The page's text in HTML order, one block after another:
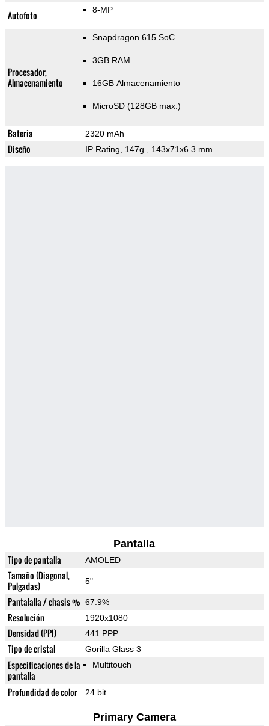
Autofoto 8-MP
Procesador,
Almacenamiento
Snapdragon 615 SoC
3GB RAM
16GB Almacenamiento
MicroSD (128GB max.)
Bateria 2320 mAh
Diseño IP Rating, 147g , 143x71x6.3 mm
Pantalla
Tipo de pantalla AMOLED
Tamaño (Diagonal,
Pulgadas)
5"
Pantalalla / chasis % 67.9%
Resolución 1920x1080
Densidad (PPI) 441 PPP
Tipo de cristal Gorilla Glass 3
Especificaciones de la
pantalla
Multitouch
Profundidad de color 24 bit
Primary Camera